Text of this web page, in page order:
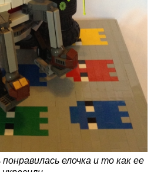
елочка и то как ее